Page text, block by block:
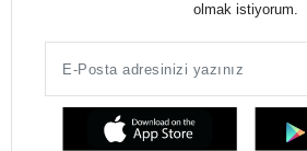
olmak istiyorum.